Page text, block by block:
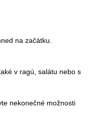
na začátku.
v ragú, salátu nebo s
nekonečné možnosti